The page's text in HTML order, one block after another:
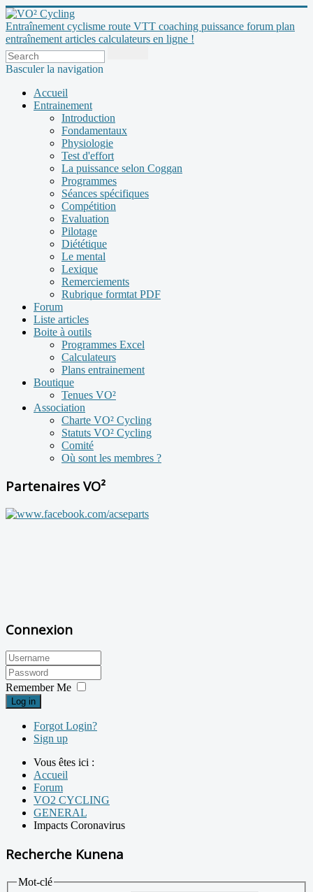
Entraînement cyclisme route VTT coaching puissance forum plan
entraînement articles calculateurs en ligne !
Basculer la navigation
Accueil
Entrainement
Introduction
Fondamentaux
Physiologie
Test d'effort
La puissance selon Coggan
Programmes
Séances spécifiques
Compétition
Evaluation
Pilotage
Diététique
Le mental
Lexique
Remerciements
Rubrique formtat PDF
Forum
Liste articles
Boite à outils
Programmes Excel
Calculateurs
Plans entrainement
Boutique
Tenues VO²
Association
Charte VO² Cycling
Statuts VO² Cycling
Comité
Où sont les membres ?
Partenaires VO²
Connexion
Remember Me
Log in
Forgot Login?
Sign up
Vous êtes ici :
Accueil
Forum
VO2 CYCLING
GENERAL
Impacts Coronavirus
Recherche Kunena
Mot-clé